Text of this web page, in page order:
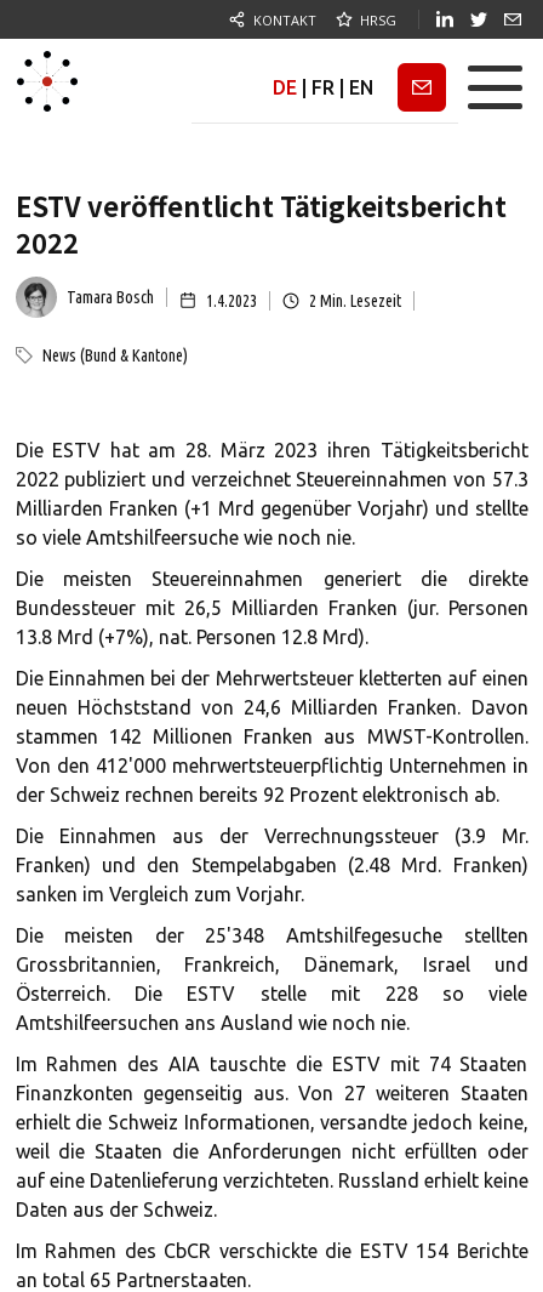
KONTAKT HRSG
DE FR EN Newsletter
ESTV veröffentlicht Tätigkeitsbericht
2022
Tamara Bosch 1.4.2023 2 Min. Lesezeit
News (Bund & Kantone)
Die ESTV hat am 28. März 2023 ihren Tätigkeitsbericht
2022 publiziert und verzeichnet Steuereinnahmen von 57.3
Milliarden Franken (+1 Mrd gegenüber Vorjahr) und stellte
so viele Amtshilfeersuche wie noch nie.
Die meisten Steuereinnahmen generiert die direkte
Bundessteuer mit 26,5 Milliarden Franken (jur. Personen
13.8 Mrd (+7%), nat. Personen 12.8 Mrd).
Die Einnahmen bei der Mehrwertsteuer kletterten auf einen
neuen Höchststand von 24,6 Milliarden Franken. Davon
stammen 142 Millionen Franken aus MWST-Kontrollen.
Von den 412'000 mehrwertsteuerpflichtig Unternehmen in
der Schweiz rechnen bereits 92 Prozent elektronisch ab.
Die Einnahmen aus der Verrechnungssteuer (3.9 Mr.
Franken) und den Stempelabgaben (2.48 Mrd. Franken)
sanken im Vergleich zum Vorjahr.
Die meisten der 25'348 Amtshilfegesuche stellten
Grossbritannien, Frankreich, Dänemark, Israel und
Österreich. Die ESTV stelle mit 228 so viele
Amtshilfeersuchen ans Ausland wie noch nie.
Im Rahmen des AIA tauschte die ESTV mit 74 Staaten
Finanzkonten gegenseitig aus. Von 27 weiteren Staaten
erhielt die Schweiz Informationen, versandte jedoch keine,
weil die Staaten die Anforderungen nicht erfüllten oder
auf eine Datenlieferung verzichteten. Russland erhielt keine
Daten aus der Schweiz.
Im Rahmen des CbCR verschickte die ESTV 154 Berichte
an total 65 Partnerstaaten.